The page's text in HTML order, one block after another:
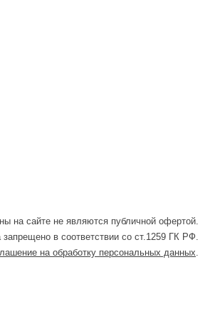
на сайте не являются публичной офертой.
в соответствии со ст.1259 ГК РФ.
на обработку персональных данных.